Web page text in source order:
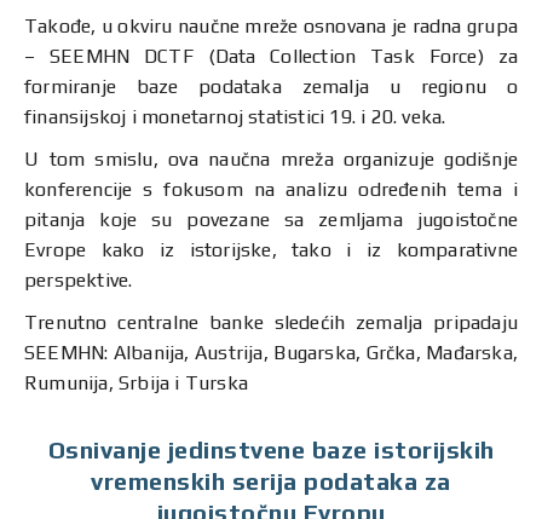
Takođe, u okviru naučne mreže osnovana je radna grupa
– SEEMHN DCTF (Data Collection Task Force) za
formiranje baze podataka zemalja u regionu o
finansijskoj i monetarnoj statistici 19. i 20. veka.
U tom smislu, ova naučna mreža organizuje godišnje
konferencije s fokusom na analizu određenih tema i
pitanja koje su povezane sa zemljama jugoistočne
Evrope kako iz istorijske, tako i iz komparativne
perspektive.
Trenutno centralne banke sledećih zemalja pripadaju
SEEMHN: Albanija, Austrija, Bugarska, Grčka, Mađarska,
Rumunija, Srbija i Turska
Osnivanje jedinstvene baze istorijskih
vremenskih serija podataka za
jugoistočnu Evropu